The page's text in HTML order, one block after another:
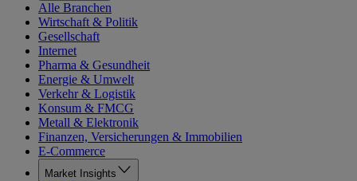
Alle Branchen
Wirtschaft & Politik
Gesellschaft
Internet
Pharma & Gesundheit
Energie & Umwelt
Verkehr & Logistik
Konsum & FMCG
Metall & Elektronik
Finanzen, Versicherungen & Immobilien
E-Commerce
Market Insights